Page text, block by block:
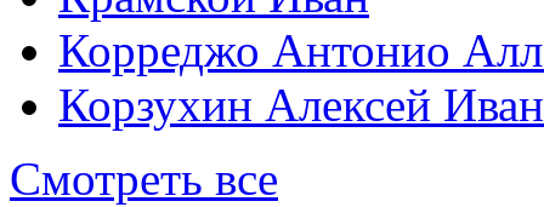
Корреджо Антонио
Корзухин Алексей
Смотреть все